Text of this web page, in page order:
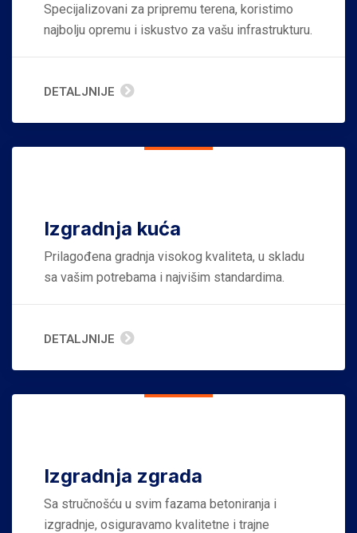
Specijalizovani za pripremu terena, koristimo
najbolju opremu i iskustvo za vašu infrastrukturu.
DETALJNIJE
Izgradnja kuća
Prilagođena gradnja visokog kvaliteta, u skladu
sa vašim potrebama i najvišim standardima.
DETALJNIJE
Izgradnja zgrada
Sa stručnošću u svim fazama betoniranja i
izgradnje, osiguravamo kvalitetne i trajne